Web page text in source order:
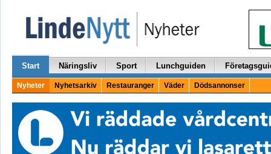
Start Näringsliv Sport Lunchguiden
Nyheter Nyhetsarkiv Restauranger Väder Dödsannonser